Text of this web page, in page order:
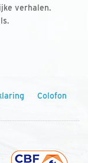
verhalen.
Colofon